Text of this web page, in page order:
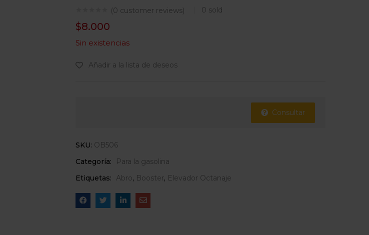
(0 customer reviews) 0 sold
$8.000
Sin existencias
Añadir a la lista de deseos
Consultar
SKU: OB506
Categoría:
Para la gasolina
Etiquetas:
Abro, Booster, Elevador Octanaje